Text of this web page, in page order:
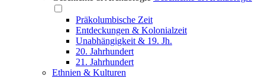
Präkolumbische Zeit
Entdeckungen & Kolonialzeit
Unabhängigkeit & 19. Jh.
20. Jahrhundert
21. Jahrhundert
Ethnien & Kulturen